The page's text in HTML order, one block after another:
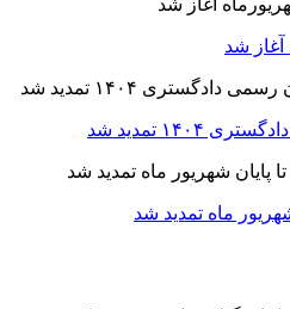
شد
تمدید شد
ماه تمدید شد